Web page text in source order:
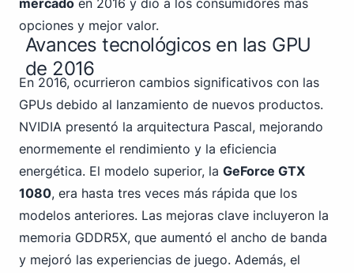
mercado en 2016 y dio a los consumidores más
opciones y mejor valor.
Avances tecnológicos en las GPU
de 2016
En 2016, ocurrieron cambios significativos con las
GPUs debido al lanzamiento de nuevos productos.
NVIDIA presentó la arquitectura Pascal, mejorando
enormemente el rendimiento y la eficiencia
energética. El modelo superior, la GeForce GTX
1080, era hasta tres veces más rápida que los
modelos anteriores. Las mejoras clave incluyeron la
memoria GDDR5X, que aumentó el ancho de banda
y mejoró las experiencias de juego. Además, el